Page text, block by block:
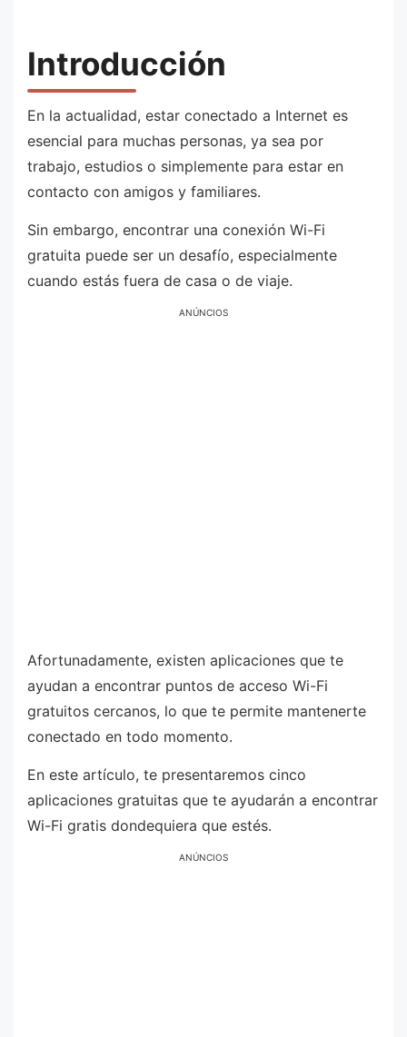
Introducción
En la actualidad, estar conectado a Internet es
esencial para muchas personas, ya sea por
trabajo, estudios o simplemente para estar en
contacto con amigos y familiares.
Sin embargo, encontrar una conexión Wi-Fi
gratuita puede ser un desafío, especialmente
cuando estás fuera de casa o de viaje.
ANÚNCIOS
Afortunadamente, existen aplicaciones que te
ayudan a encontrar puntos de acceso Wi-Fi
gratuitos cercanos, lo que te permite mantenerte
conectado en todo momento.
En este artículo, te presentaremos cinco
aplicaciones gratuitas que te ayudarán a encontrar
Wi-Fi gratis dondequiera que estés.
ANÚNCIOS